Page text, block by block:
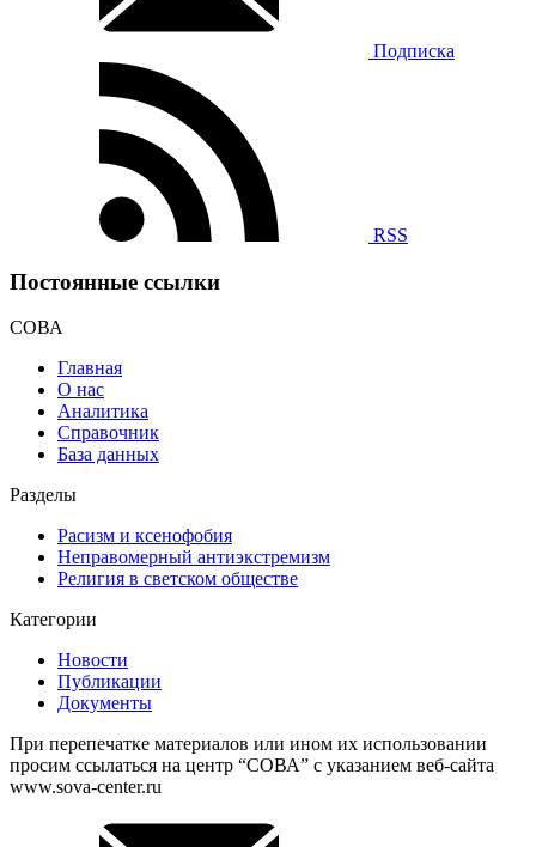
Подписка
RSS
Постоянные ссылки
СОВА
Главная
О нас
Аналитика
Справочник
База данных
Разделы
Расизм и ксенофобия
Неправомерный антиэкстремизм
Религия в светском обществе
Категории
Новости
Публикации
Документы
При перепечатке материалов или ином их использовании
просим ссылаться на центр “СОВА” с указанием веб-сайта
www.sova-center.ru